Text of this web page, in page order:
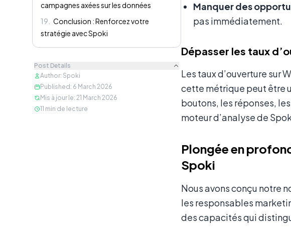
campagnes axées sur les données
19
Conclusion : Renforcez votre
stratégie avec Spoki
Post Details
Author: Spoki
Published : 6 March 2026
Mis à jour le: 21 March 2026
11 min de lecture
Manquer des
pas immédiatement.
Dépasser les taux
Les taux d’ouverture sur
cette métrique peut être
boutons, les réponses,
moteur d’analyse de
Plongée en
Spoki
Nous avons conçu notre
les responsables
des capacités qui